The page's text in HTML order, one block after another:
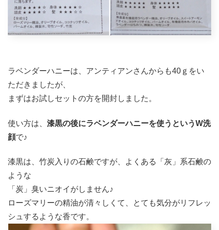
ラベンダーハニーは、アンティアンさんからも40ｇをい
ただきましたが、
まずはお試しセットの方を開封しました。
使い方は、 漆黒の後にラベンダーハニーを使うというW洗
顔で♪
漆黒は、竹炭入りの石鹸ですが、よくある「灰」系石鹸の
ような
「炭」臭いニオイがしません♪
ローズマリーの精油が清々しくて、とても気分がリフレッ
シュするような香です。